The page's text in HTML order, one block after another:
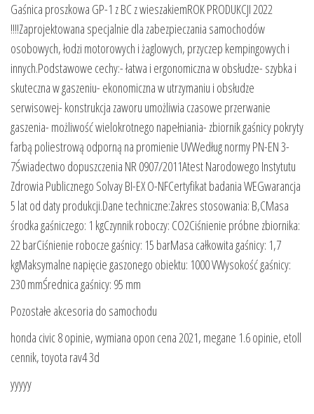
Gaśnica proszkowa GP-1 z BC z wieszakiemROK PRODUKCJI 2022
!!!!Zaprojektowana specjalnie dla zabezpieczania samochodów
osobowych, łodzi motorowych i żaglowych, przyczep kempingowych i
innych.Podstawowe cechy:- łatwa i ergonomiczna w obsłudze- szybka i
skuteczna w gaszeniu- ekonomiczna w utrzymaniu i obsłudze
serwisowej- konstrukcja zaworu umożliwia czasowe przerwanie
gaszenia- możliwość wielokrotnego napełniania- zbiornik gaśnicy pokryty
farbą poliestrową odporną na promienie UVWedług normy PN-EN 3-
7Świadectwo dopuszczenia NR 0907/2011Atest Narodowego Instytutu
Zdrowia Publicznego Solvay BI-EX O-NFCertyfikat badania WEGwarancja
5 lat od daty produkcji.Dane techniczne:Zakres stosowania: B,CMasa
środka gaśniczego: 1 kgCzynnik roboczy: CO2Ciśnienie próbne zbiornika:
22 barCiśnienie robocze gaśnicy: 15 barMasa całkowita gaśnicy: 1,7
kgMaksymalne napięcie gaszonego obiektu: 1000 VWysokość gaśnicy:
230 mmŚrednica gaśnicy: 95 mm
Pozostałe akcesoria do samochodu
honda civic 8 opinie, wymiana opon cena 2021, megane 1.6 opinie, etoll
cennik, toyota rav4 3d
yyyyy